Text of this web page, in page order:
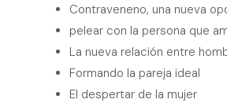
Contraveneno, una nueva
pelear con la persona que
La nueva relación entre
Formando la pareja ideal
El despertar de la mujer